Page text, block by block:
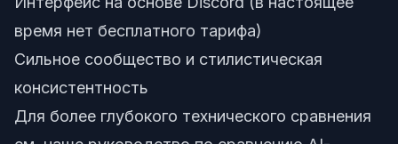
время нет бесплатного тарифа)
Сильное сообщество и стилистическая
консистентность
Для более глубокого технического сравнения